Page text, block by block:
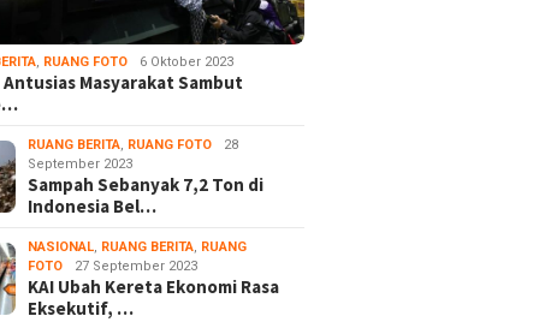
, RUANG FOTO 6 Oktober 2023
Masyarakat Sambut
RUANG BERITA, RUANG FOTO
28
September 2023
Sampah Sebanyak 7,2 Ton di
Indonesia Bel…
NASIONAL, RUANG BERITA, RUANG
FOTO
27 September 2023
KAI Ubah Kereta Ekonomi Rasa
Eksekutif, …